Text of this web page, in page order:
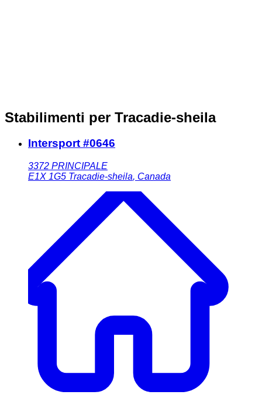
Stabilimenti per Tracadie-sheila
Intersport #0646
3372 PRINCIPALE
E1X 1G5 Tracadie-sheila, Canada